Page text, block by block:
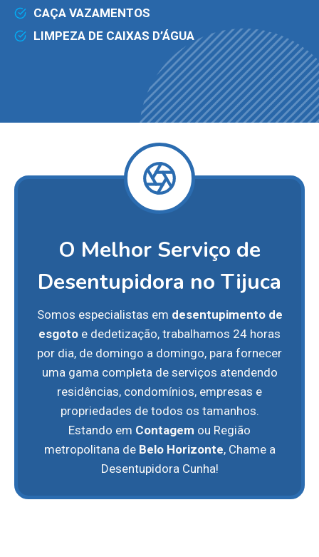
CAÇA VAZAMENTOS
LIMPEZA DE CAIXAS D’ÁGUA
O Melhor Serviço de
Desentupidora no Tijuca
Somos especialistas em desentupimento de
esgoto e dedetização, trabalhamos 24 horas
por dia, de domingo a domingo, para fornecer
uma gama completa de serviços atendendo
residências, condomínios, empresas e
propriedades de todos os tamanhos.
Estando em Contagem ou Região
metropolitana de Belo Horizonte, Chame a
Desentupidora Cunha!